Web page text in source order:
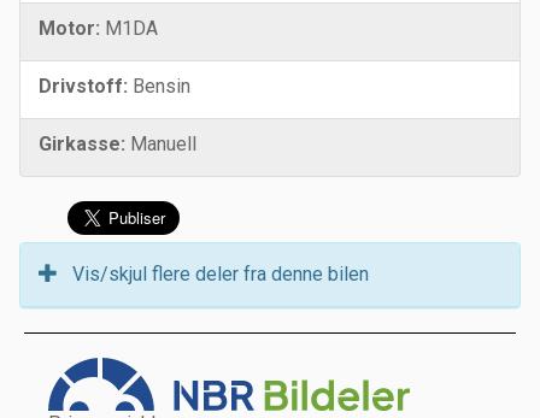
Motor: M1DA
Drivstoff: Bensin
Girkasse: Manuell
Vis/skjul flere deler fra denne bilen